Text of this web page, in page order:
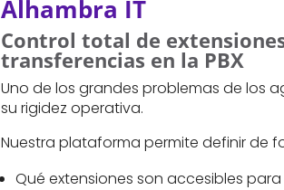
Alhambra IT
Control total de
transferencias en la PBX
Uno de los grandes problemas de los
su rigidez operativa.
Nuestra plataforma permite definir de
Qué extensiones son accesibles